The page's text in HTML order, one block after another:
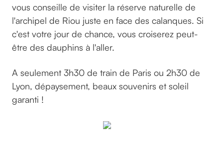
vous conseille de visiter la réserve naturelle de
l'archipel de Riou juste en face des calanques. Si
c'est votre jour de chance, vous croiserez peut-
être des dauphins à l'aller.
A seulement 3h30 de train de Paris ou 2h30 de
Lyon, dépaysement, beaux souvenirs et soleil
garanti !